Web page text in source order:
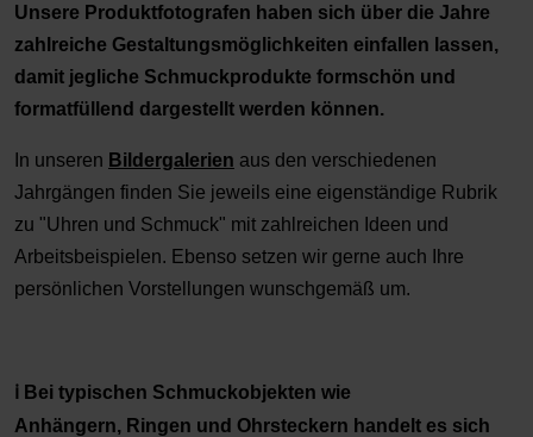
Unsere Produktfotografen haben sich über die Jahre
zahlreiche Gestaltungsmöglichkeiten einfallen lassen,
damit jegliche Schmuckprodukte formschön und
formatfüllend dargestellt werden können.
In unseren Bildergalerien aus den verschiedenen
Jahrgängen finden Sie jeweils eine eigenständige Rubrik
zu "Uhren und Schmuck" mit zahlreichen Ideen und
Arbeitsbeispielen. Ebenso setzen wir gerne auch Ihre
persönlichen Vorstellungen wunschgemäß um.
Bei typischen Schmuckobjekten wie
Anhängern, Ringen und Ohrsteckern handelt es sich